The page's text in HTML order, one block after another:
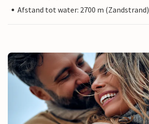
Afstand tot water: 2700 m (Zandstrand)